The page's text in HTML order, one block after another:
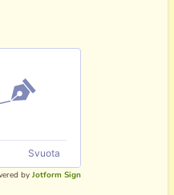
Svuota
by Jotform Sign